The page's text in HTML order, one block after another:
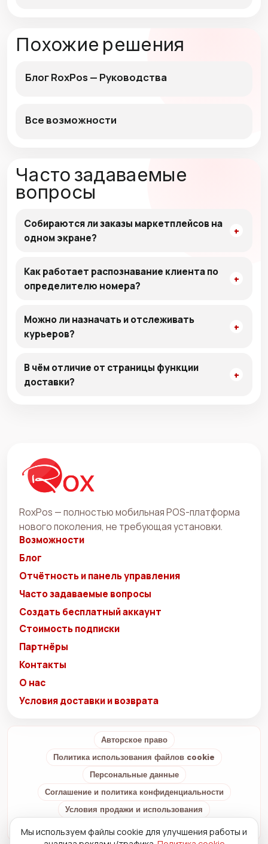
Похожие решения
Блог RoxPos — Руководства
Все возможности
Часто задаваемые
вопросы
Собираются ли заказы маркетплейсов на
одном экране?
Как работает распознавание клиента по
определителю номера?
Можно ли назначать и отслеживать
курьеров?
В чём отличие от страницы функции
доставки?
RoxPos — полностью мобильная POS-платформа
нового поколения, не требующая установки.
Возможности
Блог
Отчётность и панель управления
Часто задаваемые вопросы
Создать бесплатный аккаунт
Стоимость подписки
Партнёры
Контакты
О нас
Условия доставки и возврата
Авторское право
Политика использования файлов cookie
Персональные данные
Соглашение и политика конфиденциальности
Условия продажи и использования
Условия доставки и возврата
Мы используем файлы cookie для улучшения работы и